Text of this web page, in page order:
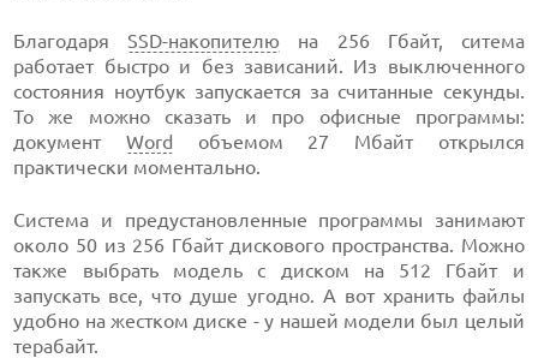
БлагодаряSSD-накопителю на 256 Гбайт, ситема
работает быстро и без зависаний. Из выключенного
состояния ноутбук запускается за считанные секунды.
То же можно сказать и про офисные программы:
документ Word объемом 27 Мбайт открылся
практически моментально.
Система и предустановленные программы занимают
около 50 из 256 Гбайт дискового пространства. Можно
также выбрать модель с диском на 512 Гбайт и
запускать все, что душе угодно. А вот хранить файлы
удобно на жестком диске - у нашей модели был целый
терабайт.